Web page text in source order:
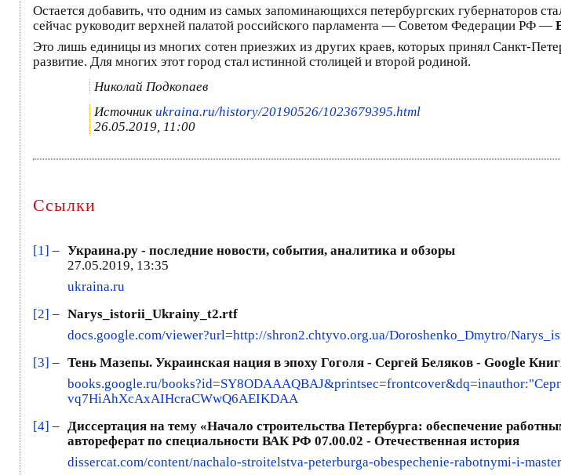
Остается добавить, что одним из самых запоминающихся петербургских губернаторов
сейчас руководит верхней палатой российского парламента — Советом Федерации РФ —
Это лишь единицы из многих сотен приезжих из других краев, которых принял Санкт-
развитие. Для многих этот город стал истинной столицей и второй родиной.
Николай Подкопаев
Источник ukraina.ru/history/20190526/1023679395.html
26.05.2019, 11:00
Ссылки
[1] – Украина.ру - последние новости, события, аналитика и обзоры
27.05.2019, 13:35
ukraina.ru
[2] – Narys_istorii_Ukrainy_t2.rtf
docs.google.com/viewer?url=http://shron2.chtyvo.org.ua/Doroshenko_Dmytro/
[3] – Тень Мазепы. Украинская нация в эпоху Гоголя - Сергей Беляков - Google
books.google.ru/
vq7HiAhXcAxAIHcraCWwQ6AEIKDAA
[4] –
Диссертация на тему «Начало строительства Петербурга: обеспечение
автореферат по специальности ВАК РФ 07.00.02 - Отечественная история
dissercat.com/content/nachalo-stroitelstva-peterburga-obespechenie-rabotnymi-i-